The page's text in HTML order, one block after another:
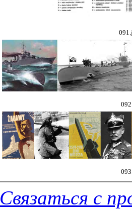
Связаться с